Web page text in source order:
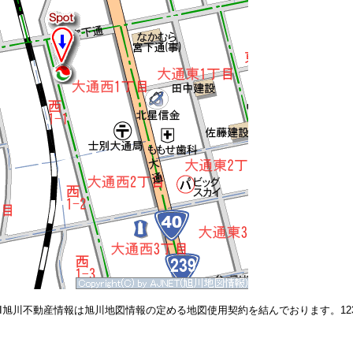
川不動産情報は旭川地図情報の定める地図使用契約を結んでおります。